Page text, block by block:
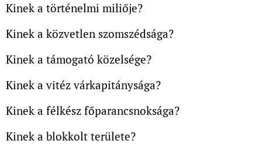
Kinek a történelmi miliője?
Kinek a közvetlen szomszédsága?
Kinek a támogató közelsége?
Kinek a vitéz várkapitánysága?
Kinek a félkész főparancsnoksága?
Kinek a blokkolt területe?